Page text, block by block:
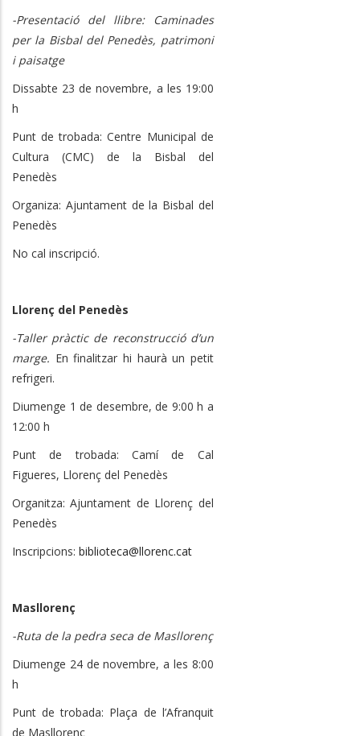
-Presentació del llibre: Caminades
per la Bisbal del Penedès, patrimoni
i paisatge
Dissabte 23 de novembre, a les 19:00
h
Punt de trobada: Centre Municipal de
Cultura (CMC) de la Bisbal del
Penedès
Organiza: Ajuntament de la Bisbal del
Penedès
No cal inscripció.
Llorenç del Penedès
-Taller pràctic de reconstrucció d’un
marge. En finalitzar hi haurà un petit
refrigeri.
Diumenge 1 de desembre, de 9:00 h a
12:00 h
Punt de trobada: Camí de Cal
Figueres, Llorenç del Penedès
Organitza: Ajuntament de Llorenç del
Penedès
Inscripcions: biblioteca@llorenc.cat
Masllorenç
-Ruta de la pedra seca de Masllorenç
Diumenge 24 de novembre, a les 8:00
h
Punt de trobada: Plaça de l’Afranquit
de Masllorenç